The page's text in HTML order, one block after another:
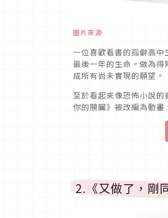
圖片來源
一位喜歡看書的孤僻高
最後一年的生命。做為
成所有尚未實現的願望。
至於看起來像恐怖小說
你的胰臟》被改編為動
2.《又做了，剛